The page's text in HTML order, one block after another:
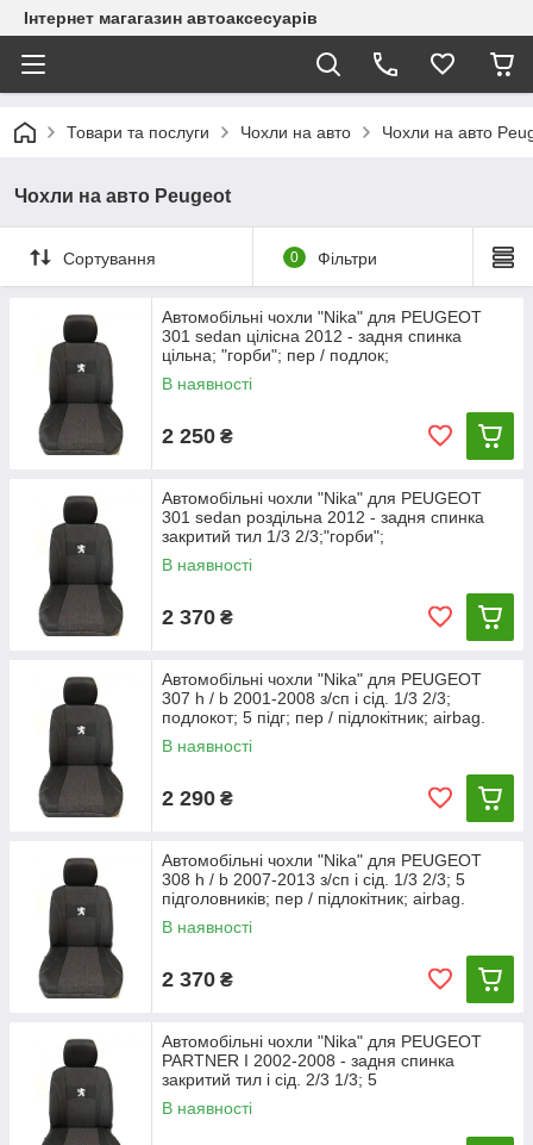
Інтернет магагазин автоаксесуарів
Товари та послуги Чохли на авто Чохли на авто
Чохли на авто Peugeot
Сортування 0 Фільтри
Автомобільні чохли "Nika" для PEUGEOT
301 sedan цілісна 2012 - задня спинка
цільна; "горби"; пер / подлок;
В наявності
2 250 ₴
Автомобільні чохли "Nika" для PEUGEOT
301 sedan роздільна 2012 - задня спинка
закритий тил 1/3 2/3;"горби";
В наявності
2 370 ₴
Автомобільні чохли "Nika" для PEUGEOT
307 h / b 2001-2008 з/сп і сід. 1/3 2/3;
подлокот; 5 підг; пер / підлокітник; airbag.
В наявності
2 290 ₴
Автомобільні чохли "Nika" для PEUGEOT
308 h / b 2007-2013 з/сп і сід. 1/3 2/3; 5
підголовників; пер / підлокітник; airbag.
В наявності
2 370 ₴
Автомобільні чохли "Nika" для PEUGEOT
PARTNER I 2002-2008 - задня спинка
закритий тил і сід. 2/3 1/3; 5
В наявності